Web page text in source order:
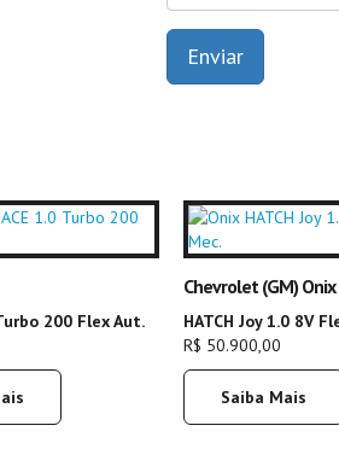
Enviar
200 Flex Aut.
Chevrolet (GM) Onix
HATCH Joy 1.0 8V
R$ 50.900,00
Saiba Mais